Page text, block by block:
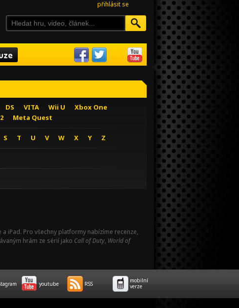
přihlásit se
DS VITA Wii U
Xbox One
Meta Quest
S T U V W X Y Z
a iPad. Pro všechny platformy nabízíme recenze,
hrám ze sérií jako Call of Duty, World of
youtube RSS
mobilní
verze